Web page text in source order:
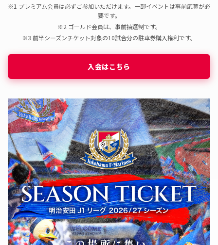
-
☆選手バスお出迎え（抽選制）
〇 〇
☆試合前記念撮影（抽選制）
〇 〇 - - - -
☆ウォーミングアップ見学（抽選制）
〇 〇 - - - -
☆フラッグベアラー（抽選制）
※小学3年生以上対象
〇 〇 〇 〇 - -
☆エスコートキッズ（抽選制）
※年長～小学6年生対象
〇 〇 〇 〇 - -
☆センターサークルバナーベアラー（抽選制）
※小学3年生以上対象
※1 プレミアム会員は必ずご参加いただけます。一部イベントは事前応募が必
要です。
※2 ゴールド会員は、事前抽選制です。
※3 前半シーズンチケット対象の10試合分の駐車券購入権利です。
入会はこちら